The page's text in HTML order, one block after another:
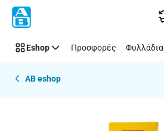
Παράλειψη
Eshop Προσφορές Φυλλάδια
AB eshop